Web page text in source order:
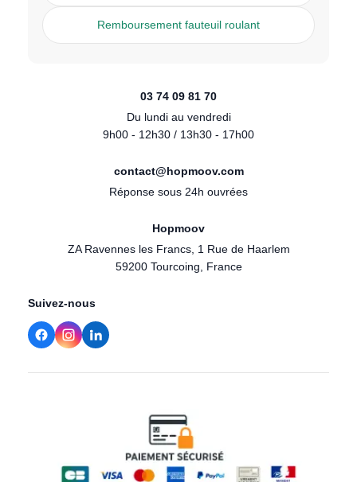
Remboursement fauteuil roulant
03 74 09 81 70
Du lundi au vendredi
9h00 - 12h30 / 13h30 - 17h00
contact@hopmoov.com
Réponse sous 24h ouvrées
Hopmoov
ZA Ravennes les Francs, 1 Rue de Haarlem
59200 Tourcoing, France
Suivez-nous